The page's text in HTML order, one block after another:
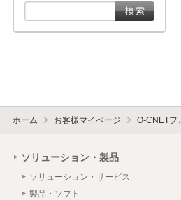
ホーム お客様マイページ O-CNETフ
ソリューション・製品
ソリューション・サービス
製品・ソフト